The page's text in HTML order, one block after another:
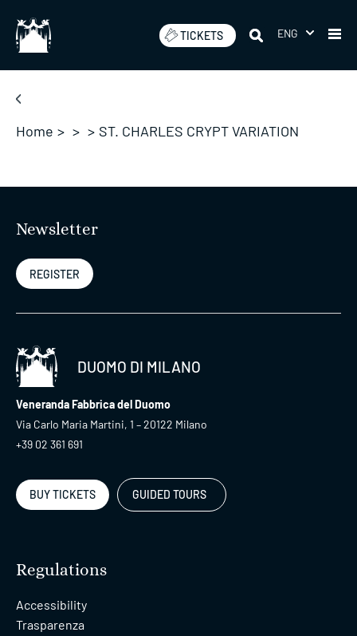
content
TICKETS ENG
Home > > > ST. CHARLES CRYPT VARIATION
Newsletter
REGISTER
DUOMO DI MILANO
Veneranda Fabbrica del Duomo
Via Carlo Maria Martini, 1 – 20122 Milano
+39 02 361 691
BUY TICKETS GUIDED TOURS
Regulations
Accessibility
Trasparenza